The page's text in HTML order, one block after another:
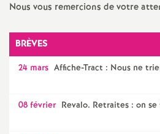
Nous vous remercions de votre
BRÈVES
24 mars Affiche-Tract : Nous ne
08 février Revalo. Retraites : on